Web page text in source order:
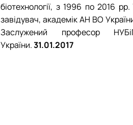
біотехнології, з 1996 по 2016 рр.
завідувач, академік АН ВО
Заслужений професор
України.31.01.2017